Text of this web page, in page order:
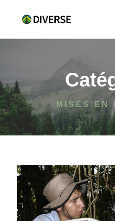
MISES EN